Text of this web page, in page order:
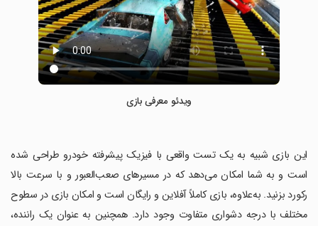
ویدئو معرفی بازی
‏این بازی شبیه به یک تست واقعی با فیزیک پیشرفته خودرو طراحی شده
است و به شما امکان می‌دهد که در مسیرهای صعب‌العبور و با سرعت بالا
رکورد بزنید. به‌علاوه، بازی کاملاً آفلاین و رایگان است و امکان بازی در سطوح
مختلف با درجه دشواری متفاوت وجود دارد. همچنین به عنوان یک راننده،